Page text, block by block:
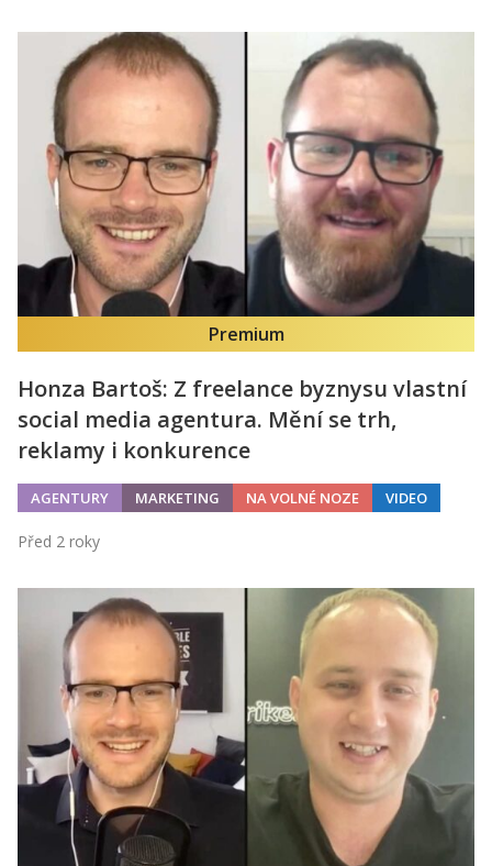
Premium
Honza Bartoš: Z freelance byznysu vlastní
social media agentura. Mění se trh,
reklamy i konkurence
AGENTURY MARKETING NA VOLNÉ NOZE VIDEO
Před 2 roky